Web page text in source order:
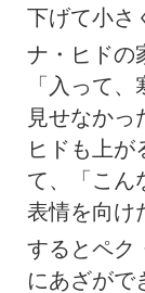
下げて小さ
ナ・ヒドの
「入って
見せなかっ
ヒドも上が
て、「こん
表情を向け
するとペク
にあざがで